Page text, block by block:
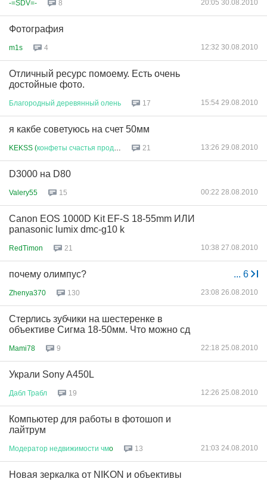
-=SDV=- 8 20:05 30.08.2010
Фотография
m1s 4 12:32 30.08.2010
Отличный ресурс помоему. Есть очень
достойные фото.
Благородный деревянный олень 17 15:54 29.08.2010
я какбе советуюсь на счет 50мм
KEKSS (конфеты счастья продаю 21 13:26 29.08.2010
D3000 на D80
Valery55 15 00:22 28.08.2010
Canon EOS 1000D Kit EF-S 18-55mm ИЛИ
panasonic lumix dmc-g10 k
RedTimon 21 10:38 27.08.2010
... 6
почему олимпус?
Zhenya370 130 23:08 26.08.2010
Стерлись зубчики на шестеренке в
объективе Сигма 18-50мм. Что можно сд
Mami78 9 22:18 25.08.2010
Украли Sony A450L
Дабл Трабл 19 12:26 25.08.2010
Компьютер для работы в фотошоп и
лайтрум
Модератор недвижимости чмo 13 21:03 24.08.2010
Новая зеркалка от NIKON и объективы